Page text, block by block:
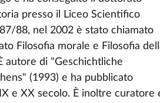
presso il Liceo Scientifico
88, nel 2002 è stato chiamato
Filosofia morale e Filosofia
autore di "Geschichtliche
(1993) e ha pubblicato
e XX secolo. È inoltre curatore